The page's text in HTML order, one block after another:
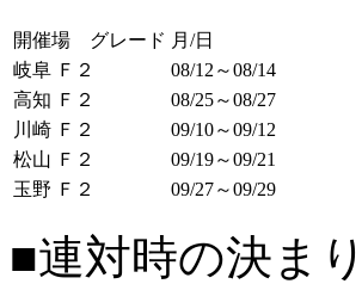
開催場 グレード 月/日
岐阜 Ｆ２
08/12～08/14
高知 Ｆ２
08/25～08/27
川崎 Ｆ２
09/10～09/12
松山 Ｆ２
09/19～09/21
玉野 Ｆ２
09/27～09/29
■連対時の決ま